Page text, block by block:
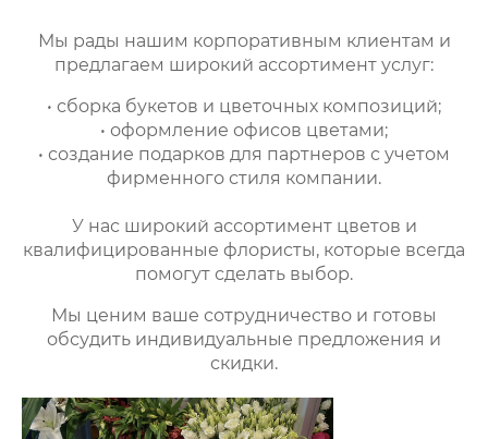
Мы рады нашим корпоративным клиентам и
предлагаем широкий ассортимент услуг:
• сборка букетов и цветочных композиций;
• оформление офисов цветами;
• создание подарков для партнеров с учетом
фирменного стиля компании.
У нас широкий ассортимент цветов и
квалифицированные флористы, которые всегда
помогут сделать выбор.
Мы ценим ваше сотрудничество и готовы
обсудить индивидуальные предложения и
скидки.